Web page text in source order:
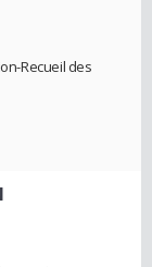
Recueil des